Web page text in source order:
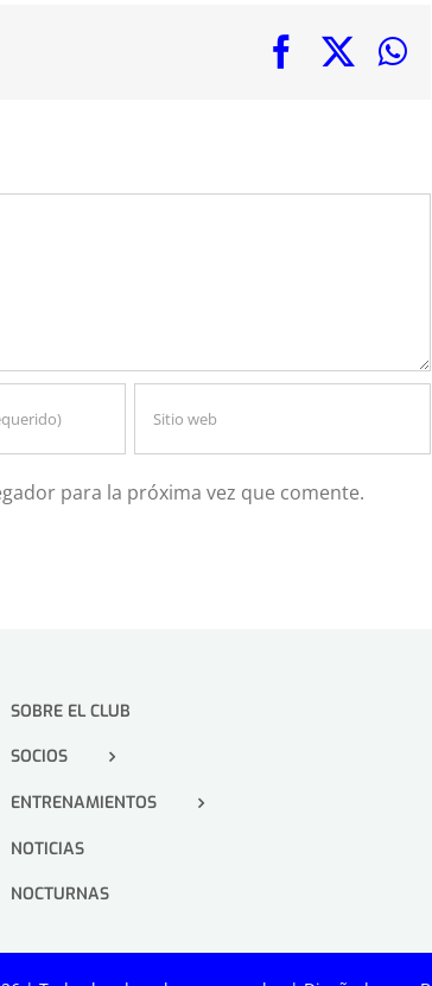
Facebook
para la próxima vez que comente.
SOBRE EL CLUB
SOCIOS
ENTRENAMIENTOS
NOTICIAS
NOCTURNAS